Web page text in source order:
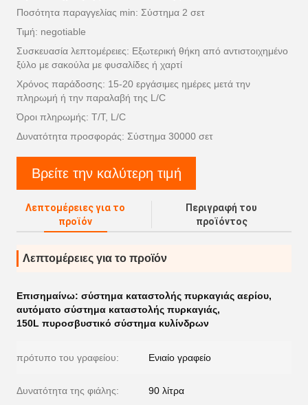
Ποσότητα παραγγελίας min: Σύστημα 2 σετ
Τιμή: negotiable
Συσκευασία λεπτομέρειες: Εξωτερική θήκη από αντιστοιχημένο
ξύλο με σακούλα με φυσαλίδες ή χαρτί
Χρόνος παράδοσης: 15-20 εργάσιμες ημέρες μετά την
πληρωμή ή την παραλαβή της L/C
Όροι πληρωμής: T/T, L/C
Δυνατότητα προσφοράς: Σύστημα 30000 σετ
Βρείτε την καλύτερη τιμή
Λεπτομέρειες για το
προϊόν
Περιγραφή του
προϊόντος
Λεπτομέρειες για το προϊόν
Επισημαίνω: σύστημα καταστολής πυρκαγιάς αερίου,
αυτόματο σύστημα καταστολής πυρκαγιάς,
150L πυροσβυστικό σύστημα κυλίνδρων
πρότυπο του γραφείου: Ενιαίο γραφείο
Δυνατότητα της φιάλης: 90 λίτρα